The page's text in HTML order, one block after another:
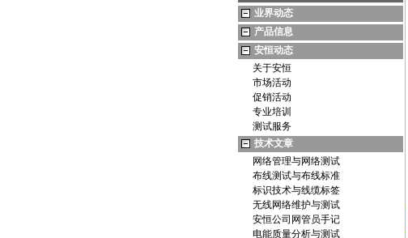
业界动态
产品信息
安恒动态
关于安恒
市场活动
促销活动
专业培训
测试服务
技术文章
网络管理与网络测试
布线测试与布线标准
标识技术与线缆标签
无线网络维护与测试
安恒公司网管员手记
电能质量分析与测试